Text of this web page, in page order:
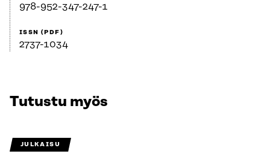
978-952-347-247-1
ISSN (PDF)
2737-1034
Tutustu myös
JULKAISU